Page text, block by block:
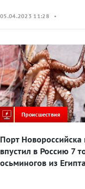
05.04.2023 11:28 •
Происшествия
Порт Новороссийска
впустил в Россию 7
осьминогов из Египта